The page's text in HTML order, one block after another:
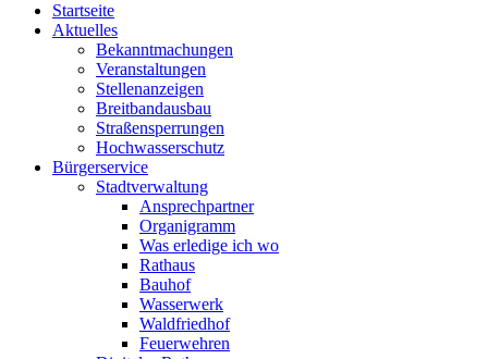
Startseite
Aktuelles
Bekanntmachungen
Veranstaltungen
Stellenanzeigen
Breitbandausbau
Straßensperrungen
Hochwasserschutz
Bürgerservice
Stadtverwaltung
Ansprechpartner
Organigramm
Was erledige ich wo
Rathaus
Bauhof
Wasserwerk
Waldfriedhof
Feuerwehren